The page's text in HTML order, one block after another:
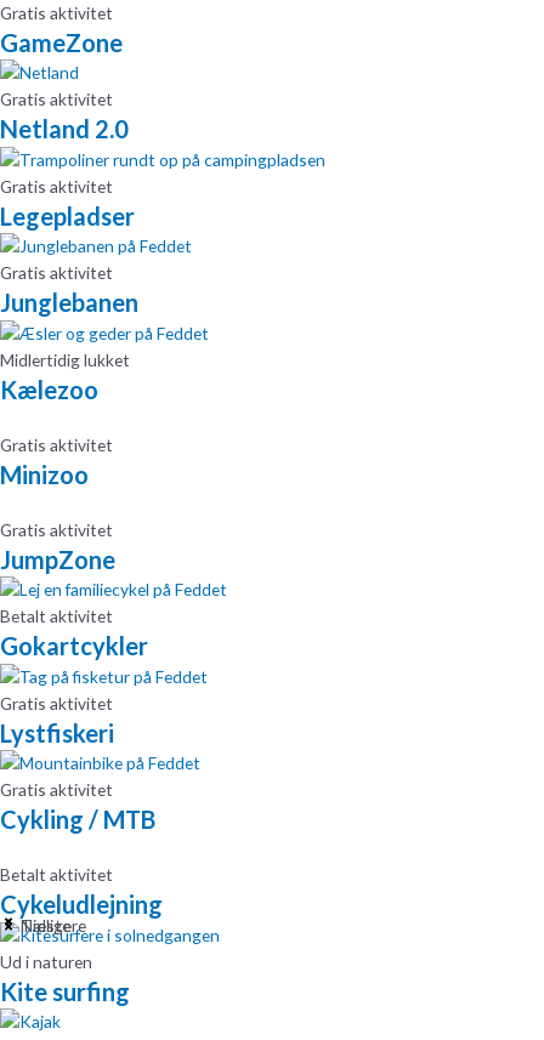
Gratis aktivitet
GameZone
Gratis aktivitet
Netland 2.0
Gratis aktivitet
Legepladser
Gratis aktivitet
Junglebanen
Midlertidig lukket
Kælezoo
Gratis aktivitet
Minizoo
Gratis aktivitet
JumpZone
Betalt aktivitet
Gokartcykler
Gratis aktivitet
Lystfiskeri
Gratis aktivitet
Cykling / MTB
Betalt aktivitet
Cykeludlejning
Ud i naturen
Kite surfing
Tidligere
Næste